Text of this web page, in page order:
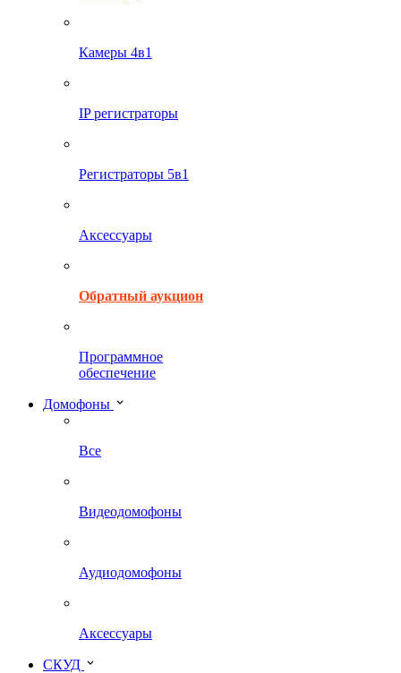
Камеры 4в1
IP регистраторы
Регистраторы 5в1
Аксессуары
Обратный аукцион
Программное
обеспечение
Домофоны
Все
Видеодомофоны
Аудиодомофоны
Аксессуары
СКУД